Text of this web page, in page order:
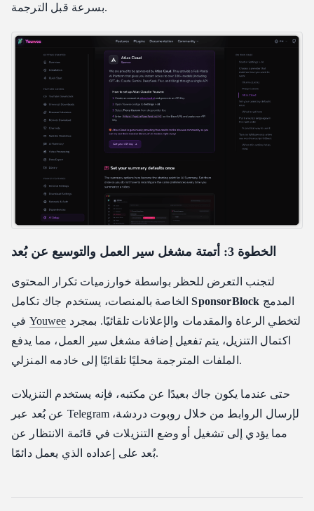
بسرعة قبل الترجمة.
الخطوة 3: أتمتة مشغل سير العمل والتوسيع عن بُعد
لتجنب التعرض للحظر بواسطة خوارزميات تكرار المحتوى
الخاصة بالمنصات، يستخدم جاك تكاملSponsorBlock
Youwee
اكتمال التنزيل، يتم تفعيل إضافة مشغل سير العمل، مما يدفع
الملفات المترجمة محليًا تلقائيًا إلى خادمه المنزلي.
حتى عندما يكون جاك بعيدًا عن مكتبه، فإنه يستخدم التنزيلات
عن بُعد عبر Telegram لإرسال الروابط من خلال روبوت دردشة،
مما يؤدي إلى تشغيل أو وضع التنزيلات في قائمة الانتظار عن
بُعد على إعداده الذي يعمل دائمًا.